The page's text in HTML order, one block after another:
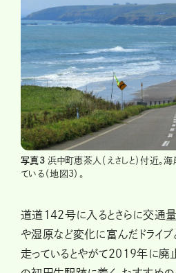
写真3 浜中町恵茶人（えさしと）付近。
ている（地図3）。
道道142号に入るとさらに交通
や湿原など変化に富んだドライブ
走っているとやがて2019年に廃